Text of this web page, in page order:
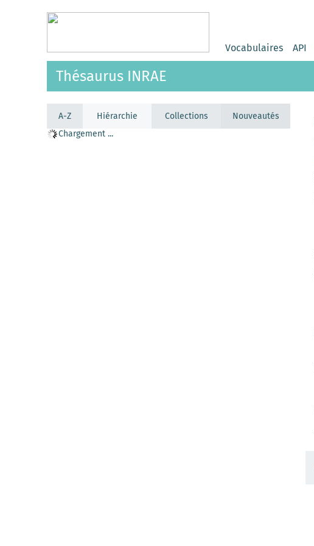
Vocabulaires API
Thésaurus INRAE
A-Z Hiérarchie Collections
Nouveautés
Chargement ...